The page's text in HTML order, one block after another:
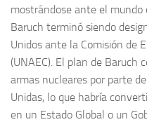
mostrándose ante el mundo
Baruch terminó siendo
Unidos ante la Comisión de
(UNAEC). El plan de Baruch
armas nucleares por parte
Unidas, lo que habría
en un Estado Global o un